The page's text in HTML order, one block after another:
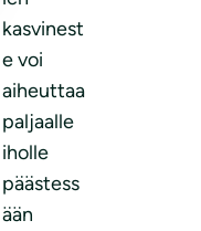
kasvinest
e voi
aiheuttaa
paljaalle
iholle
päästess
ään